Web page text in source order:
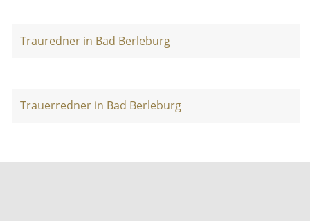
Trauredner in Bad Berleburg
Trauerredner in Bad Berleburg